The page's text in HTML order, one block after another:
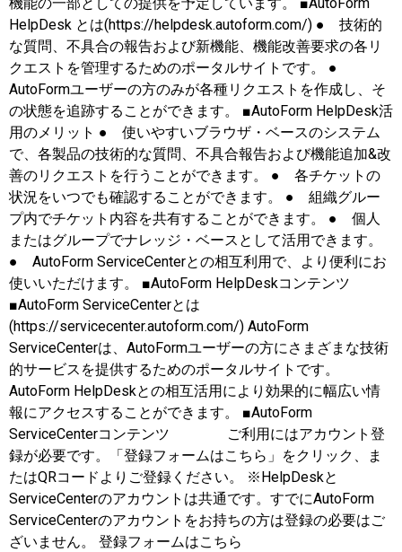
HelpDesk とは(https://helpdesk.autoform.com/) ● 技術的
な質問、不具合の報告および新機能、機能改善要求の各リ
クエストを管理するためのポータルサイトです。 ●
AutoFormユーザーの方のみが各種リクエストを作成し、そ
の状態を追跡することができます。 ■AutoForm HelpDesk活
用のメリット ● 使いやすいブラウザ・ベースのシステム
で、各製品の技術的な質問、不具合報告および機能追加&改
善のリクエストを行うことができます。 ● 各チケットの
状況をいつでも確認することができます。 ● 組織グルー
プ内でチケット内容を共有することができます。 ● 個人
またはグループでナレッジ・ベースとして活用できます。
● AutoForm ServiceCenterとの相互利用で、より便利にお
使いいただけます。 ■AutoForm HelpDeskコンテンツ
■AutoForm ServiceCenterとは
(https://servicecenter.autoform.com/) AutoForm
ServiceCenterは、AutoFormユーザーの方にさまざまな技術
的サービスを提供するためのポータルサイトです。
AutoForm HelpDeskとの相互活用により効果的に幅広い情
報にアクセスすることができます。 ■AutoForm
ServiceCenterコンテンツ ご利用にはアカウント登
録が必要です。「登録フォームはこちら」をクリック、ま
たはQRコードよりご登録ください。 ※HelpDeskと
ServiceCenterのアカウントは共通です。すでにAutoForm
ServiceCenterのアカウントをお持ちの方は登録の必要はご
ざいません。 登録フォームはこちら